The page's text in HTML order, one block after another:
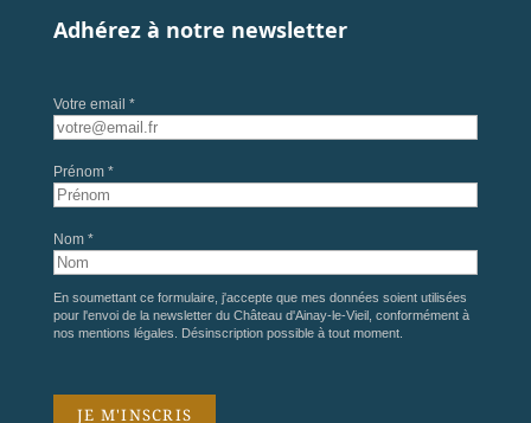
Adhérez à notre newsletter
Votre email *
Prénom *
Nom *
En soumettant ce formulaire, j'accepte que mes données soient utilisées
pour l'envoi de la newsletter du Château d'Ainay-le-Vieil, conformément à
nos mentions légales . Désinscription possible à tout moment.